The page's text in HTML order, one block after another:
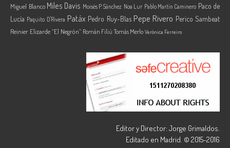
Miguel Blanco Miles Davis Moisés P. Sánchez Noa Lur Pablo Martín Caminero Paco de
Lucía Paquito D'Rivera Patáx Pedro Ruy-Blas Pepe Rivero Perico Sambeat
Reinier Elizarde “El Negrón” Román Filiú Tomás Merlo Verónica Ferreiro
Editor y Director: Jorge Grimaldos.
Editado en Madrid. © 2015-2016